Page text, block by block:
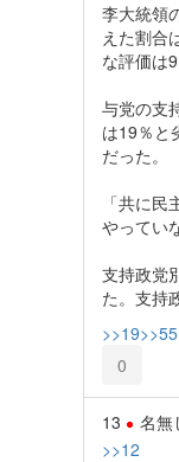
李大統領
えた割合
な評価は
与党の支
は19％と
だった。
「共に
やってい
支持政党
た。支持
>>19>>55
0
13 名無
>>12